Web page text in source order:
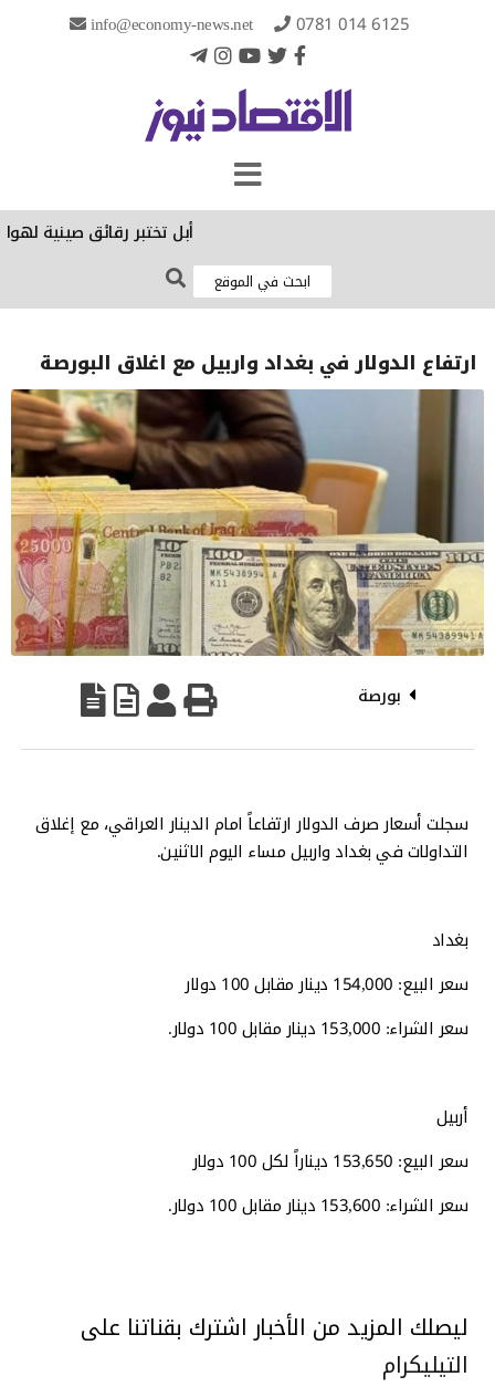
info@economy-news.net 0781 014 6125
أبل تختبر رقائق صينية
ارتفاع الدولار في بغداد واربيل مع اغلاق البورصة
بورصة
سجلت أسعار صرف الدولار ارتفاعاً امام الدينار العراقي، مع إغلاق
التداولات في بغداد واربيل مساء اليوم الاثنين.
بغداد
سعر البيع: 154,000 دينار مقابل 100 دولار
سعر الشراء: 153,000 دينار مقابل 100 دولار.
أربيل
سعر البيع: 153,650 ديناراً لكل 100 دولار
سعر الشراء: 153,600 دينار مقابل 100 دولار.
ليصلك المزيد من الأخبار اشترك بقناتنا على
التيليكرام